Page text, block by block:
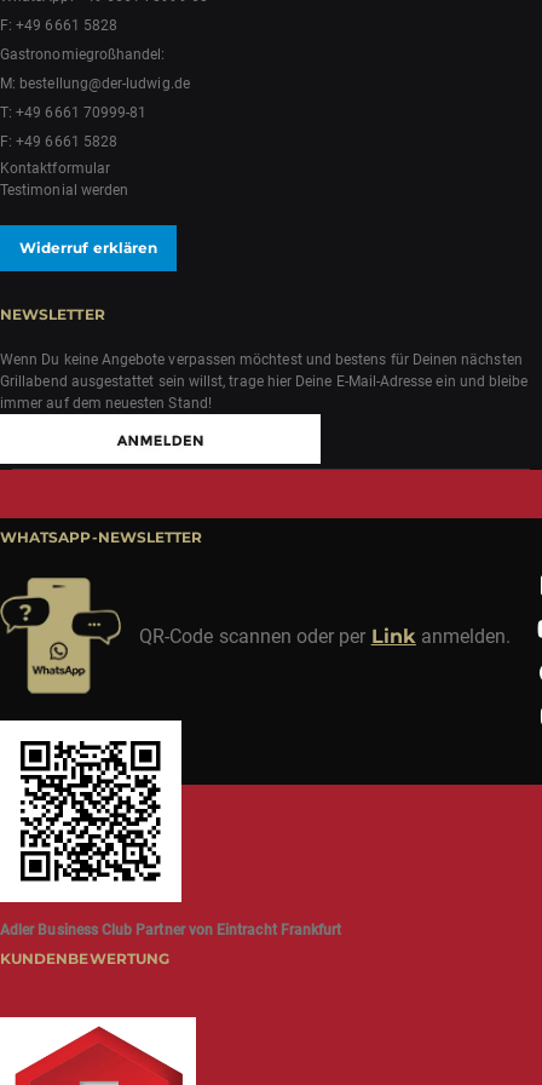
F: +49 6661 5828
Gastronomiegroßhandel:
M: bestellung@der-ludwig.de
T:+49 6661 70999-81
F: +49 6661 5828
Kontaktformular
Testimonial werden
Widerruf erklären
NEWSLETTER
Wenn Du keine Angebote verpassen möchtest und bestens für Deinen nächsten
Grillabend ausgestattet sein willst, trage hier Deine E-Mail-Adresse ein und bleibe
immer auf dem neuesten Stand!
WHATSAPP-NEWSLETTER
QR-Code scannen oder per Link anmelden.
Adler Business Club Partner von Eintracht Frankfurt
KUNDENBEWERTUNG